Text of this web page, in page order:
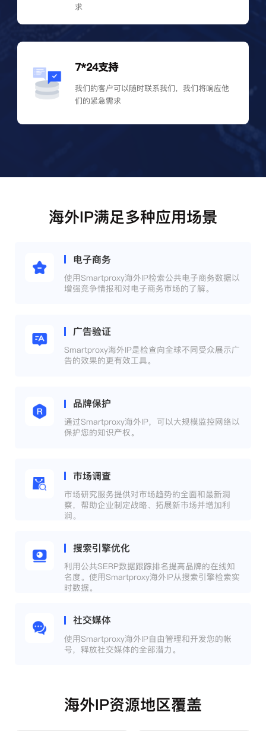
求
7*24支持
我们的客户可以随时联系我们，我们将响应他
们的紧急需求
海外IP满足多种应用场景
电子商务
使用Smartproxy海外IP检索公共电子商务数据以
增强竞争情报和对电子商务市场的了解。
广告验证
Smartproxy海外IP是检查向全球不同受众展示广
告的效果的更有效工具。
品牌保护
通过Smartproxy海外IP，可以大规模监控网络以
保护您的知识产权。
市场调查
市场研究服务提供对市场趋势的全面和最新洞
察，帮助企业制定战略、拓展新市场并增加利
润。
搜索引擎优化
利用公共SERP数据跟踪排名提高品牌的在线知
名度。使用Smartproxy海外IP从搜索引擎检索实
时数据。
社交媒体
使用Smartproxy海外IP自由管理和开发您的帐
号，释放社交媒体的全部潜力。
海外IP资源地区覆盖